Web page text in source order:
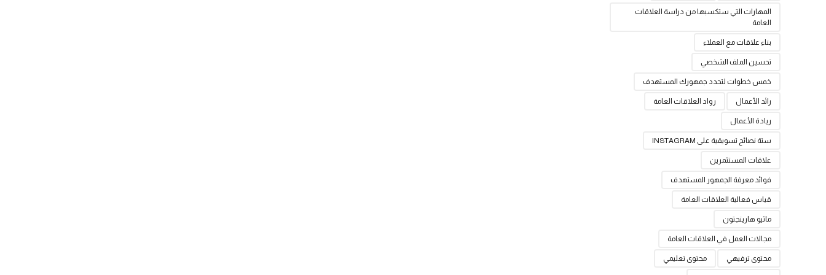
المهارات التي ستكسبها من دراسة العلاقات
العامة
بناء علاقات مع العملاء
تحسين الملف الشخصي
خمس خطوات لتحدد جمهورك المستهدف
رائد الأعمال رواد العلاقات العامة
ريادة الأعمال
ستة نصائح تسويقية على INSTAGRAM
علاقات المستثمرين
فوائد معرفة الجمهور المستهدف
قياس فعالية العلاقات العامة
ماثيو هارينجتون
مجالات العمل في العلاقات العامة
محتوى ترفيهي محتوى تعليمي